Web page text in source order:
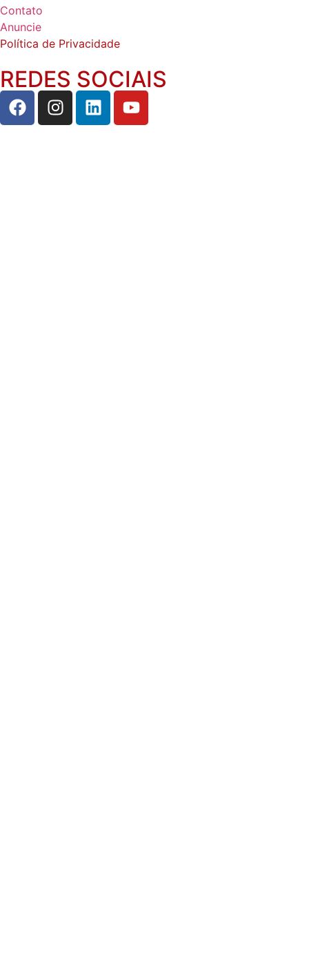
Contato
Anuncie
Política de Privacidade
REDES SOCIAIS